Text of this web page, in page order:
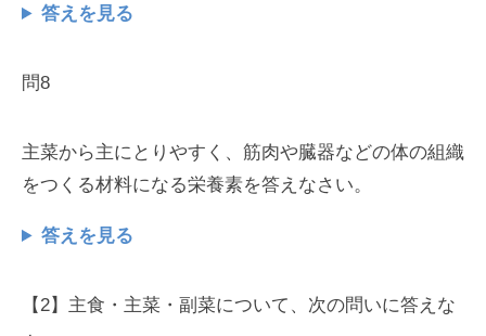
答えを見る
問8
主菜から主にとりやすく、筋肉や臓器などの体の組織
をつくる材料になる栄養素を答えなさい。
答えを見る
【2】主食・主菜・副菜について、次の問いに答えな